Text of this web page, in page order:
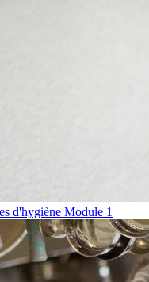
d'hygiène Module 1